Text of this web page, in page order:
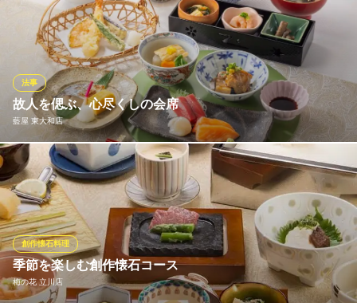
故人を偲ぶ、心尽くしの会席
藍屋 東大和店
法事
法事・法要のお食事には、旬の食材を丁寧に仕立てた会席料理を
ご用意しています。当日ご注文できる、ミニ会席【藍屋御膳】も
おすすめです。故人を偲ぶ席にふさわしい、心尽くしの内容でご
提供いたしますのでお気軽にお問合せください。※写真はおもてな
しコース
藍屋 東大和店
日本料理
季節を楽しむ創作懐石コース
梅の花 立川店
創作懐石料理